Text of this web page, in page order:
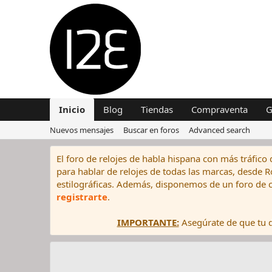
Inicio Blog Tiendas Compraventa
Nuevos mensajes Buscar en foros Advanced search
El foro de relojes de habla hispana con más
para hablar de relojes de todas las marcas, desde
estilográficas. Además, disponemos de un foro
registrarte.
IMPORTANTE:Asegúrate de que tu